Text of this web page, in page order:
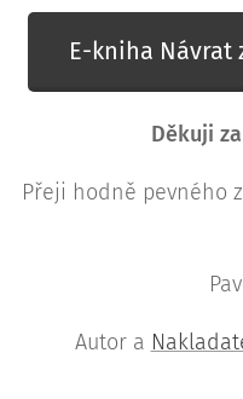
E-kniha Návrat
Děkuji
Přeji hodně pevného
Autor a